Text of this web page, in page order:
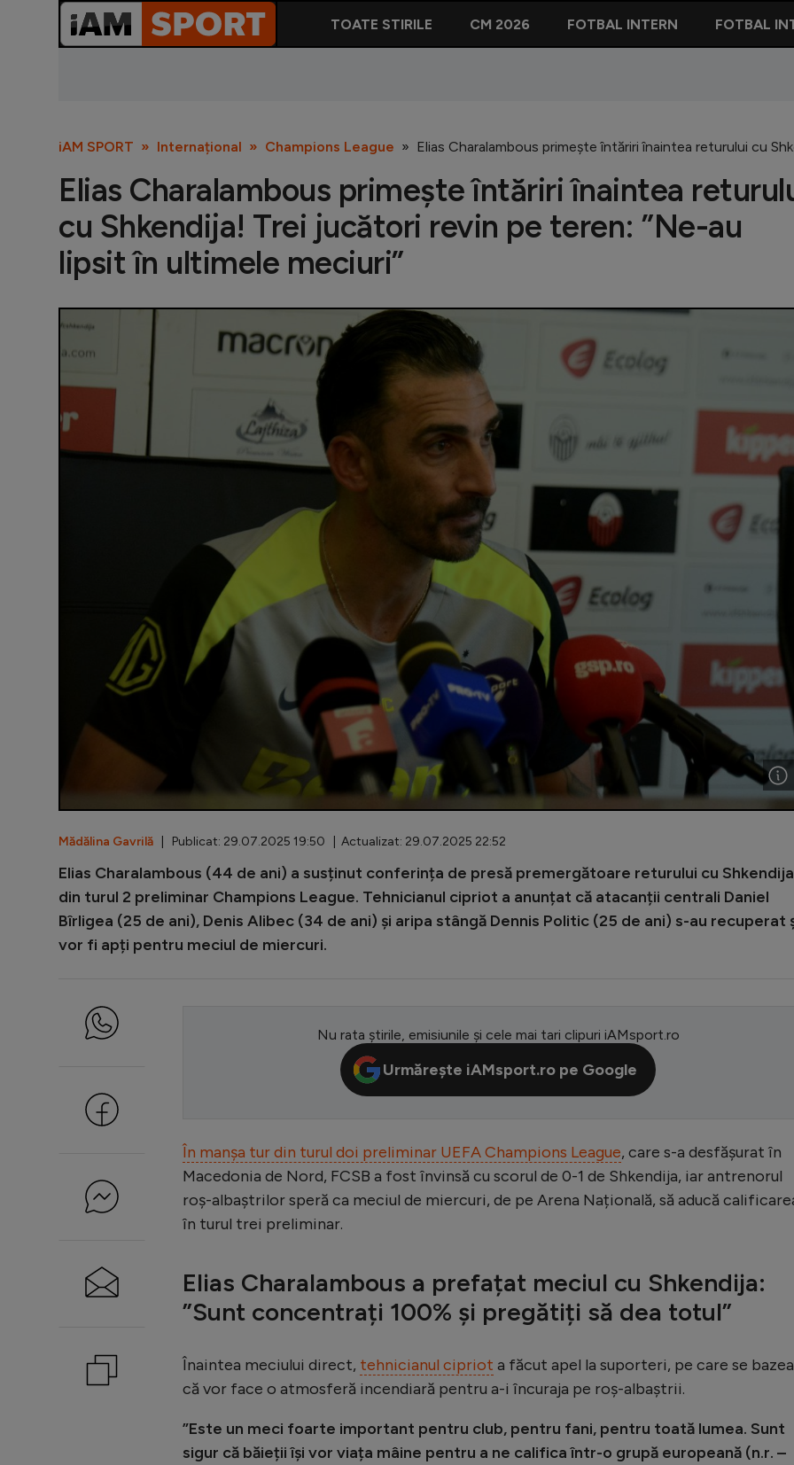
TOATE STIRILE CM 2026 FOTBAL INTERN FOTBAL
iAM SPORT Internațional Champions League Elias Charalambous primește întăriri înaintea returului cu
Elias Charalambous primește întăriri înaintea
cu Shkendija! Trei jucători revin pe teren: ”Ne-au
lipsit în ultimele meciuri”
Mădălina Gavrilă | Publicat: 29.07.2025 19:50 | Actualizat: 29.07.2025 22:52
Elias Charalambous (44 de ani) a susținut conferința de presă premergătoare returului cu
din turul 2 preliminar Champions League. Tehnicianul cipriot a anunțat că atacanții centrali Daniel
Bîrligea (25 de ani), Denis Alibec (34 de ani) și aripa stângă Dennis Politic (25 de ani) s-au recuperat
vor fi apți pentru meciul de miercuri.
Nu rata știrile, emisiunile și cele mai tari clipuri iAMsport.ro
Urmărește iAMsport.ro pe Google
În manșa tur din turul doi preliminar UEFA Champions League, care s-a desfășurat în
Macedonia de Nord, FCSB a fost învinsă cu scorul de 0-1 de Shkendija, iar antrenorul
roș-albaștrilor speră ca meciul de miercuri, de pe Arena Națională, să aducă
în turul trei preliminar.
Elias Charalambous a prefațat meciul cu Shkendija:
”Sunt concentrați 100% și pregătiți să dea totul”
Înaintea meciului direct, tehnicianul cipriot a făcut apel la suporteri, pe care se
că vor face o atmosferă incendiară pentru a-i încuraja pe roș-albaștrii.
”Este un meci foarte important pentru club, pentru fani, pentru toată lumea. Sunt
sigur că băieții își vor viața mâine pentru a ne califica într-o grupă europeană (n.r. –